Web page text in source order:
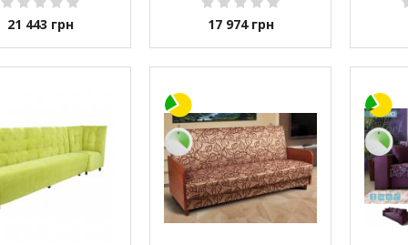
21 443 грн 17 974 грн